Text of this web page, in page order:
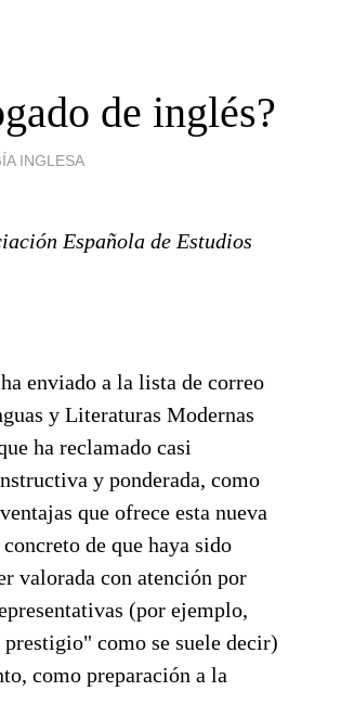
de inglés?
INGLESA
Española de Estudios
enviado a la lista de correo
y Literaturas Modernas
ha reclamado casi
y ponderada, como
que ofrece esta nueva
de que haya sido
valorada con atención por
(por ejemplo,
como se suele decir)
como preparación a la